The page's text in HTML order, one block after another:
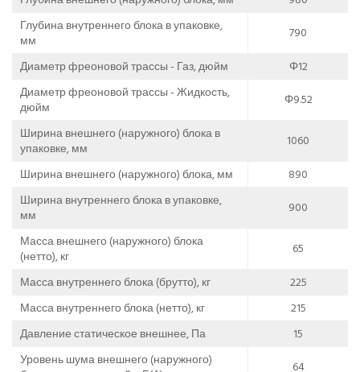
Глубина внутреннего блока в упаковке,
мм
790
Диаметр фреоновой трассы - Газ, дюйм
Φ12
Диаметр фреоновой трассы - Жидкость,
дюйм
Φ9.52
Ширина внешнего (наружного) блока в
упаковке, мм
1060
Ширина внешнего (наружного) блока, мм
890
Ширина внутреннего блока в упаковке,
мм
900
Масса внешнего (наружного) блока
(нетто), кг
65
Масса внутреннего блока (брутто), кг
225
Масса внутреннего блока (нетто), кг
215
Давление статическое внешнее, Па
15
Уровень шума внешнего (наружного)
64